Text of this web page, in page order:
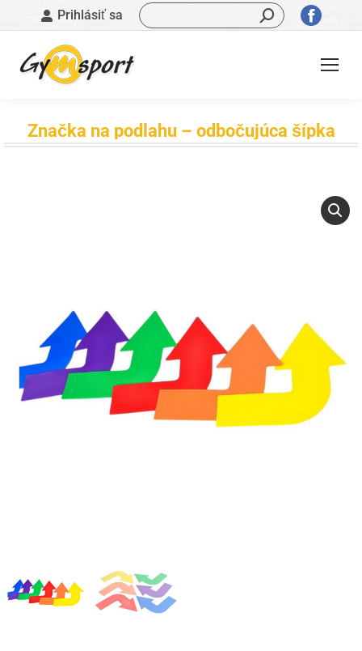
Prihlásiť sa Vyhľadávanie:
sa
otvorí
okne
Značka na podlahu – odbočujúca šípka